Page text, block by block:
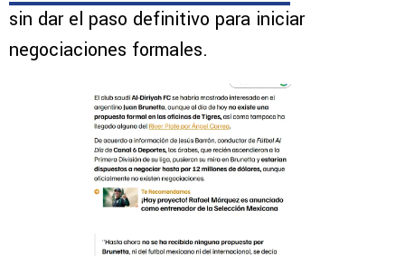
sin dar el paso definitivo para iniciar
negociaciones formales.